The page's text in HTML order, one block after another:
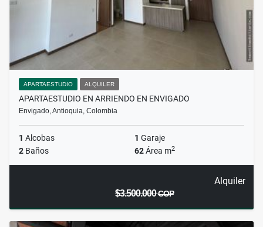
APARTAESTUDIO ALQUILER
APARTAESTUDIO EN ARRIENDO EN ENVIGADO
Envigado, Antioquia, Colombia
1 Alcobas 1 Garaje
2 Baños 62Área m2
Alquiler
$3.500.000COP